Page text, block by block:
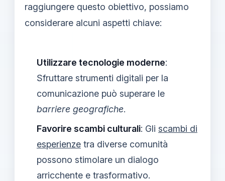
raggiungere questo obiettivo, possiamo
considerare alcuni aspetti chiave:
Utilizzare tecnologie moderne:
Sfruttare strumenti digitali per la
comunicazione può superare le
barriere geografiche.
Favorire scambi culturali: Gli scambi di
esperienze tra diverse comunità
possono stimolare un dialogo
arricchente e trasformativo.